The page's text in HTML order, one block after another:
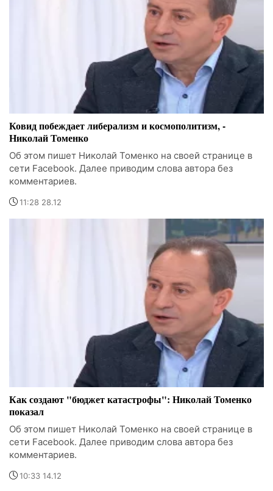
Ковид побеждает либерализм и космополитизм, -
Николай Томенко
Об этом пишет Николай Томенко на своей странице в
сети Facebook. Далее приводим слова автора без
комментариев.
11:28 28.12
Как создают "бюджет катастрофы": Николай Томенко
показал
Об этом пишет Николай Томенко на своей странице в
сети Facebook. Далее приводим слова автора без
комментариев.
10:33 14.12